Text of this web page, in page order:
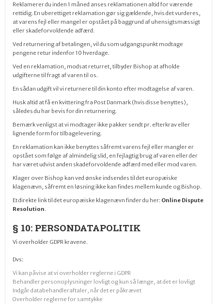
Reklamerer du inden 1 måned anses reklamationen altid for værende
rettidig. En uberettiget reklamation gør sig gældende, hvis det vurderes,
at varens fejl eller mangel er opstået på baggrund af uhensigtsmæssigt
eller skadeforvoldende adfærd.
Ved returnering af betalingen, vil du som udgangspunkt modtage
pengene retur indenfor 10 hverdage.
Ved en reklamation, modsat returret, tilbyder Bishop at afholde
udgifterne til fragt af varen til os.
En sådan udgift vil vi returnere til din konto efter modtagelse af varen.
Husk altid at få en kvittering fra Post Danmark (hvis disse benyttes),
således du har bevis for din returnering.
Bemærk venligst at vi modtager ikke pakker sendt pr. efterkrav eller
lignende form for tilbagelevering.
En reklamation kan ikke benyttes såfremt varens fejl eller mangler er
opstået som følge af almindelig slid, en fejlagtig brug af varen eller der
har været udvist anden skadeforvoldende adfærd med eller mod varen.
Klager over Bishop kan ved ønske indsendes til det europæiske
klagenævn, såfremt en løsning ikke kan findes mellem kunde og Bishop.
Et direkte link til det europæiske klagenævn finder du her: Online Dispute
Resolution.
§ 10: PERSONDATAPOLITIK
Vi overholder GDPR kravene.
Dvs:
Vi kan påvise at vi overholder reglerne i GDPR
Behandler personoplysninger lovligt og kun så længe, at det er lovligt
Indgår databehandleraftaler, når det er påkrævet
Overholder reglerne for samtykke